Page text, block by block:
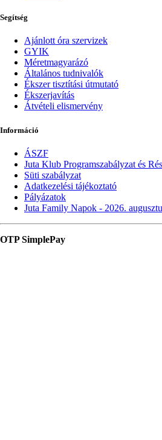
Segítség
Ajánlott óra szervizek
GYIK
Méretmagyarázó
Általános tudnivalók
Ékszer tisztítási útmutató
Ékszerjavítás
Átvételi elismervény
Információ
ÁSZF
Juta Klub Programszabályzat és
Süti szabályzat
Adatkezelési tájékoztató
Pályázatok
Juta Family Napok - 2026.
OTP SimplePay